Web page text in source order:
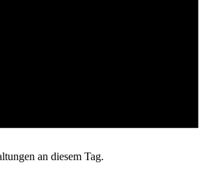
an diesem Tag.